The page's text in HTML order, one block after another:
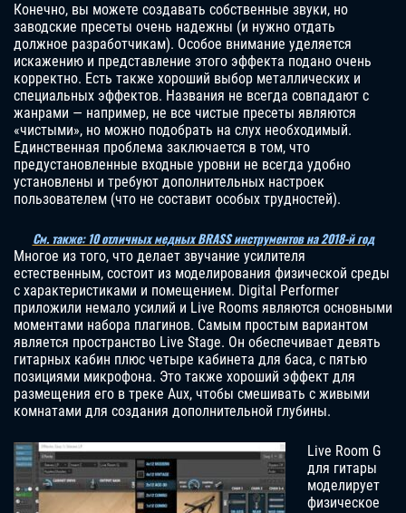
Конечно, вы можете создавать собственные звуки, но
заводские пресеты очень надежны (и нужно отдать
должное разработчикам). Особое внимание уделяется
искажению и представление этого эффекта подано очень
корректно. Есть также хороший выбор металлических и
специальных эффектов. Названия не всегда совпадают с
жанрами — например, не все чистые пресеты являются
«чистыми», но можно подобрать на слух необходимый.
Единственная проблема заключается в том, что
предустановленные входные уровни не всегда удобно
установлены и требуют дополнительных настроек
пользователем (что не составит особых трудностей).
См. также: 10 отличных медных BRASS инструментов на 2018-й год
Многое из того, что делает звучание усилителя
естественным, состоит из моделирования физической среды
с характеристиками и помещением. Digital Performer
приложили немало усилий и Live Rooms являются основными
моментами набора плагинов. Самым простым вариантом
является пространство Live Stage. Он обеспечивает девять
гитарных кабин плюс четыре кабинета для баса, с пятью
позициями микрофона. Это также хороший эффект для
размещения его в треке Aux, чтобы смешивать с живыми
комнатами для создания дополнительной глубины.
Live Room G
для гитары
моделирует
физическое